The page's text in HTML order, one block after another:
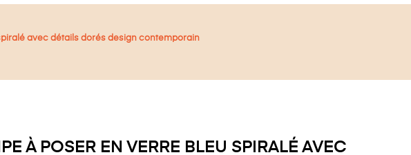
avec détails dorés design contemporain
À POSER EN VERRE BLEU SPIRALÉ AVEC